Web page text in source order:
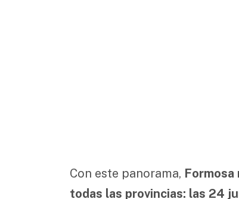
Con este panorama,
todas las provincias: las 24